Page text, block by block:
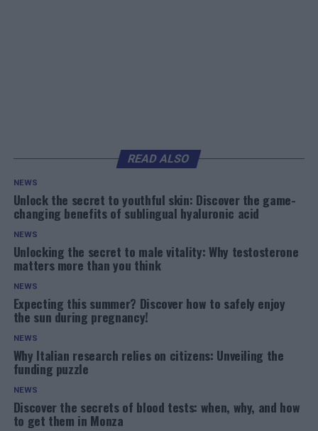
READ ALSO
NEWS
Unlock the secret to youthful skin: Discover the game-
changing benefits of sublingual hyaluronic acid
NEWS
Unlocking the secret to male vitality: Why testosterone
matters more than you think
NEWS
Expecting this summer? Discover how to safely enjoy
the sun during pregnancy!
NEWS
Why Italian research relies on citizens: Unveiling the
funding puzzle
NEWS
Discover the secrets of blood tests: when, why, and how
to get them in Monza